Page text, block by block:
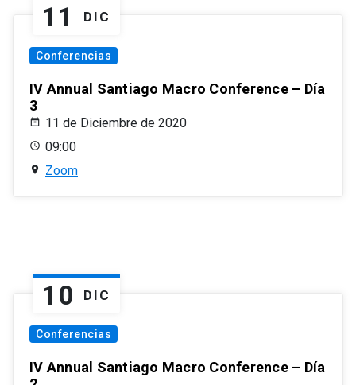
11 DIC
Conferencias
IV Annual Santiago Macro Conference – Día
3
11 de Diciembre de 2020
09:00
Zoom
10 DIC
Conferencias
IV Annual Santiago Macro Conference – Día